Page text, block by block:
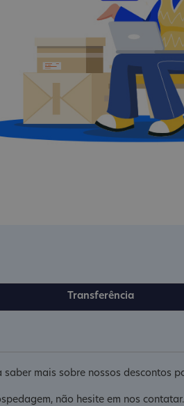
Transferência
mais sobre nossos descontos
não hesite em nos contatar.